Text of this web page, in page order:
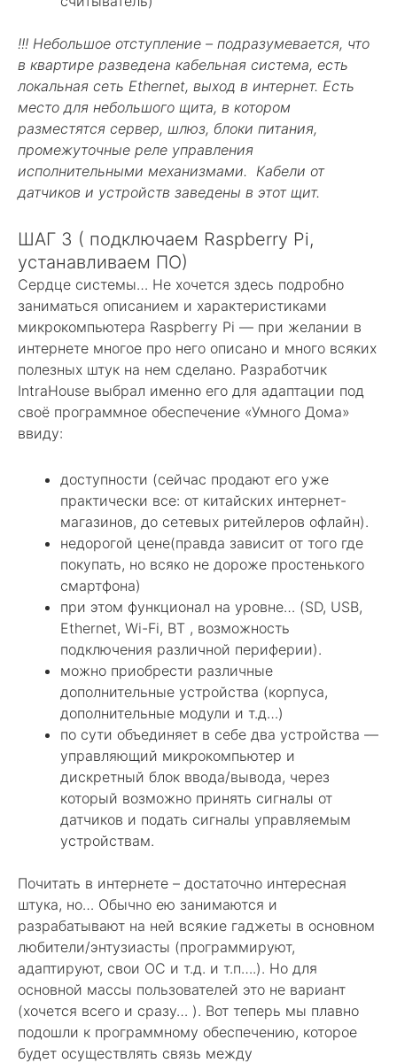
!!! Небольшое отступление – подразумевается, что
в квартире разведена кабельная система, есть
локальная сеть Ethernet, выход в интернет. Есть
место для небольшого щита, в котором
разместятся сервер, шлюз, блоки питания,
промежуточные реле управления
исполнительными механизмами. Кабели от
датчиков и устройств заведены в этот щит.
ШАГ 3 ( подключаем Raspberry Pi,
устанавливаем ПО)
Сердце системы… Не хочется здесь подробно
заниматься описанием и характеристиками
микрокомпьютера Raspberry Pi — при желании в
интернете многое про него описано и много всяких
полезных штук на нем сделано. Разработчик
IntraHouse выбрал именно его для адаптации под
своё программное обеспечение «Умного Дома»
ввиду:
доступности (сейчас продают его уже
практически все: от китайских интернет-
магазинов, до сетевых ритейлеров офлайн).
недорогой цене(правда зависит от того где
покупать, но всяко не дороже простенького
смартфона)
при этом функционал на уровне… (SD, USB,
Ethernet, Wi-Fi, BT , возможность
подключения различной периферии).
можно приобрести различные
дополнительные устройства (корпуса,
дополнительные модули и т.д…)
по сути объединяет в себе два устройства —
управляющий микрокомпьютер и
дискретный блок ввода/вывода, через
который возможно принять сигналы от
датчиков и подать сигналы управляемым
устройствам.
Почитать в интернете – достаточно интересная
штука, но… Обычно ею занимаются и
разрабатывают на ней всякие гаджеты в основном
любители/энтузиасты (программируют,
адаптируют, свои ОС и т.д. и т.п….). Но для
основной массы пользователей это не вариант
(хочется всего и сразу… ). Вот теперь мы плавно
подошли к программному обеспечению, которое
будет осуществлять связь между